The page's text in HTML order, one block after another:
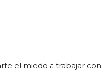
el miedo a trabajar con